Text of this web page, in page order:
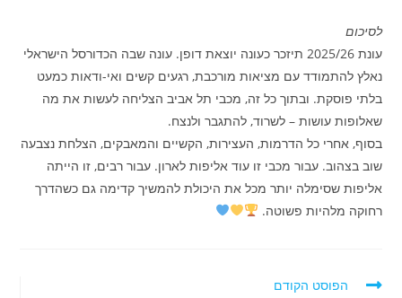
לסיכום
עונת 2025/26 תיזכר כעונה יוצאת דופן. עונה שבה הכדורסל הישראלי
נאלץ להתמודד עם מציאות מורכבת, רגעים קשים ואי-ודאות כמעט
בלתי פוסקת. ובתוך כל זה, מכבי תל אביב הצליחה לעשות את מה
שאלופות עושות – לשרוד, להתגבר ולנצח.
בסוף, אחרי כל הדרמות, העצירות, הקשיים והמאבקים, הצלחת נצבעה
שוב בצהוב. עבור מכבי זו עוד אליפות לארון. עבור רבים, זו הייתה
אליפות שסימלה יותר מכל את היכולת להמשיך קדימה גם כשהדרך
רחוקה מלהיות פשוטה.
לקרוא
הפוסט הקודם